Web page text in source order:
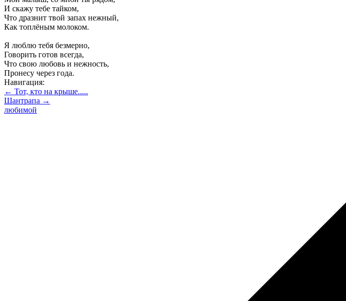
И скажу тебе тайком,
Что дразнит твой запах нежный,
Как топлёным молоком.
Я люблю тебя безмерно,
Говорить готов всегда,
Что свою любовь и нежность,
Пронесу через года.
Навигация:
← Тот, кто на крыше.....
Шантрапа →
любимой